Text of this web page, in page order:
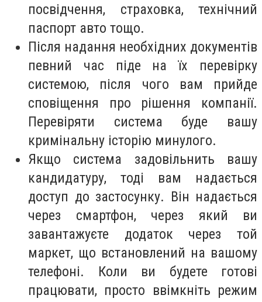
посвідчення, страховка, технічний
паспорт авто тощо.
Після надання необхідних документів
певний час піде на їх перевірку
системою, після чого вам прийде
сповіщення про рішення компанії.
Перевіряти система буде вашу
кримінальну історію минулого.
Якщо система задовільнить вашу
кандидатуру, тоді вам надається
доступ до застосунку. Він надається
через смартфон, через який ви
завантажуєте додаток через той
маркет, що встановлений на вашому
телефоні. Коли ви будете готові
працювати, просто ввімкніть режим